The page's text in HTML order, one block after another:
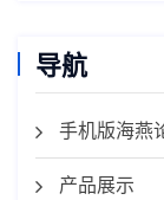
导航
手机版海燕
产品展示